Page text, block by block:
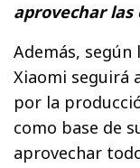
aprovechar
Además,
Xiaomi seguirá
por la
como base de
aprovechar